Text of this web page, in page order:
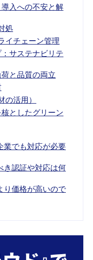
入への不安と解
処
イチェーン管理
サステナビリテ
と品質の両立
活用）
としたグリーン
業でも対応が必要
き認証や対応は何
り価格が高いので